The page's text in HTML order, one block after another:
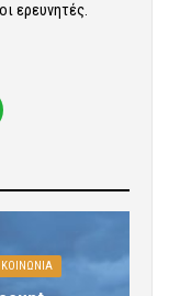
ερευνητές.
ΚΟΙΝΩΝΙΑ